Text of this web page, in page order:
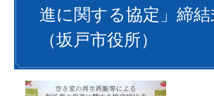
進に関する協定」締結
（坂戸市役所）